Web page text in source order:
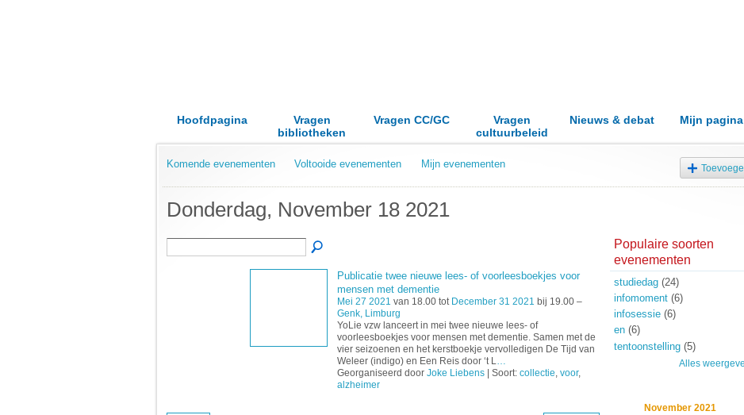
Hoofdpagina
Vragen
bibliotheken
Vragen CC/GC
Vragen
cultuurbeleid
Nieuws & debat Mijn pagina
Komende evenementen Voltooide evenementen Mijn evenementen
Donderdag, November 18 2021
Publicatie twee nieuwe lees- of voorleesboekjes voor
mensen met dementie
Mei 27 2021 van 18.00 tot December 31 2021 bij 19.00 –
Genk, Limburg
YoLie vzw lanceert in mei twee nieuwe lees- of
voorleesboekjes voor mensen met dementie. Samen met de
vier seizoenen en het kerstboekje vervolledigen De Tijd van
Weleer (indigo) en Een Reis door ‘t L…
Georganiseerd door Joke Liebens| Soort: collectie, voor,
alzheimer
Populaire soorten
evenementen
studiedag(24)
infomoment(6)
infosessie(6)
en(6)
tentoonstelling(5)
Alles
November 2021